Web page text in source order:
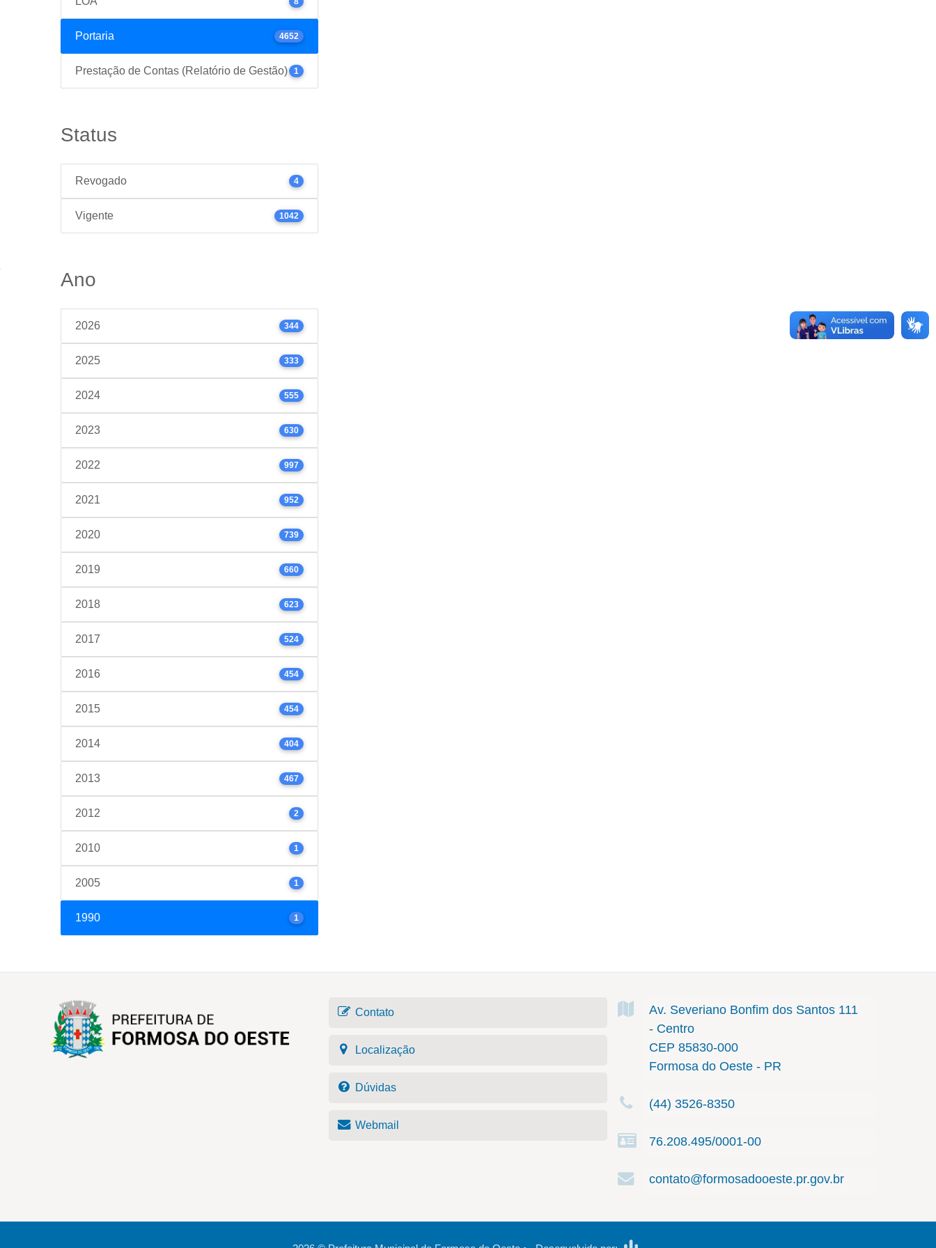
Portaria 4652
Prestação de Contas (Relatório de Gestão) 1
Status
Revogado 4
Vigente 1042
Ano
2026 344
2025 333
2024 555
2023 630
2022 997
2021 952
2020 739
2019 660
2018 623
2017 524
2016 454
2015 454
2014 404
2013 467
2012 2
2010 1
2005 1
1990 1
Contato
Localização
Dúvidas
Webmail
Av. Severiano Bonfim dos Santos 111
- Centro
CEP 85830-000
Formosa do Oeste - PR
(44) 3526-8350
76.208.495/0001-00
contato@formosadooeste.pr.gov.br